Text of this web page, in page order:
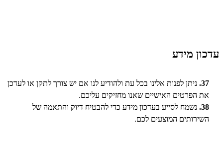
עדכון מידע
37. ניתן לפנות אלינו בכל עת ולהודיע לנו אם יש צורך לתקן או לעדכן
את הפרטים האישיים שאנו מחזיקים עליכם.
38. נשמח לסייע בעדכון מידע כדי להבטיח דיוק והתאמה של
השירותים המוצעים לכם.